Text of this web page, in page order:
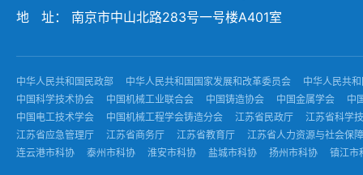
地 址： 南京市中山北路283号一号楼A401室
中华人民共和国民政部 中华人民共和国国家发展和改革委员会
中华人民共
中国科学技术协会
中国机械工业联合会 中国铸造协会 中国金属学会
中
中国电工技术学会
中国机械工程学会铸造分会 江苏省民政厅
江苏省科学
江苏省应急管理厅
江苏省商务厅 江苏省教育厅
江苏省人力资源与社会保
连云港市科协
泰州市科协 淮安市科协 盐城市科协 扬州市科协 镇江市